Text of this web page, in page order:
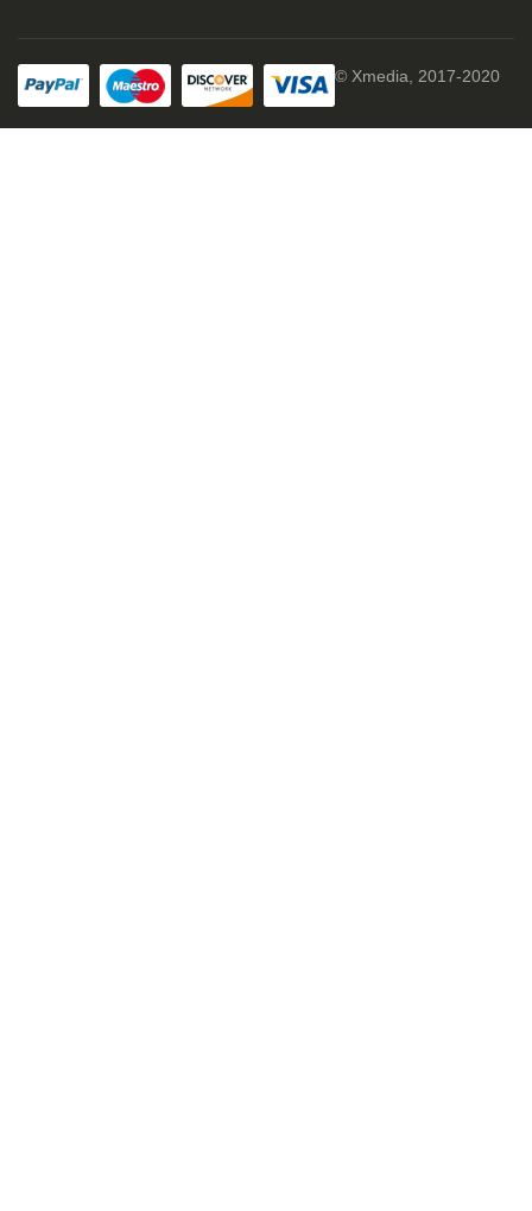
© Xmedia, 2017-2020